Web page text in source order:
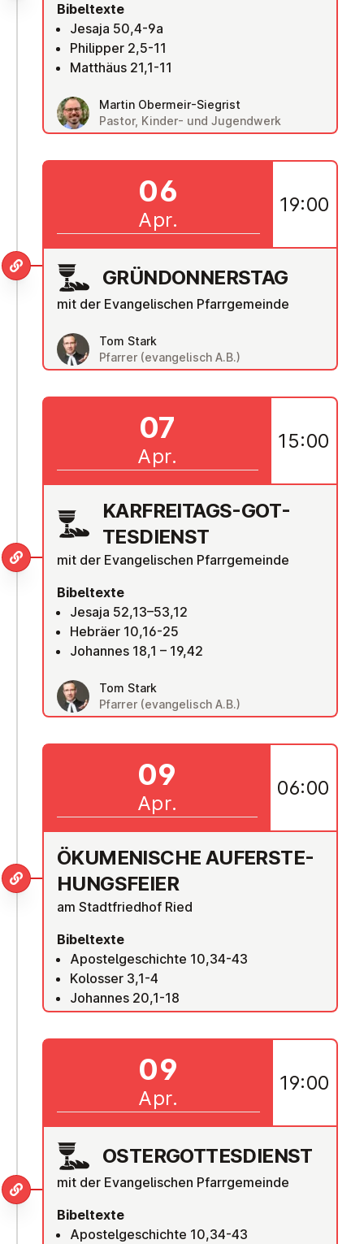
Bibeltexte
Jesaja 50,4-9a
Philipper 2,5-11
Matthäus 21,1-11
Martin Obermeir-Siegrist
Pastor, Kinder- und Jugendwerk
GRÜN­DON­NERS­TAG
mit der Evangelischen Pfarrgemeinde
Tom Stark
Pfarrer (evangelisch A.B.)
06
Apr.
19:00
KAR­FREI­TAGS-GOT­
TES­DIENST
mit der Evangelischen Pfarrgemeinde
Bibeltexte
Jesaja 52,13–53,12
Hebräer 10,16-25
Johannes 18,1 – 19,42
Tom Stark
Pfarrer (evangelisch A.B.)
07
Apr.
15:00
ÖKU­ME­NI­SCHE AUF­ER­STE­
HUNGS­FEI­ER
am Stadtfriedhof Ried
Bibeltexte
Apostelgeschichte 10,34-43
Kolosser 3,1-4
Johannes 20,1-18
09
Apr.
06:00
OS­TER­GOT­TES­DIENST
mit der Evangelischen Pfarrgemeinde
Bibeltexte
Apostelgeschichte 10,34-43
09
Apr.
19:00